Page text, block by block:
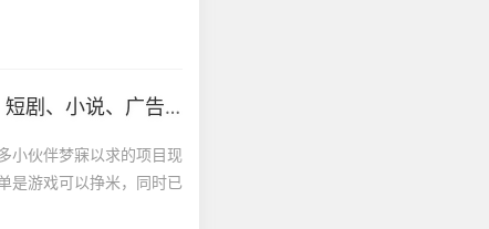
广告全维度掘金指南！
小伙伴梦寐以求的项目现
是游戏可以挣米，同时已